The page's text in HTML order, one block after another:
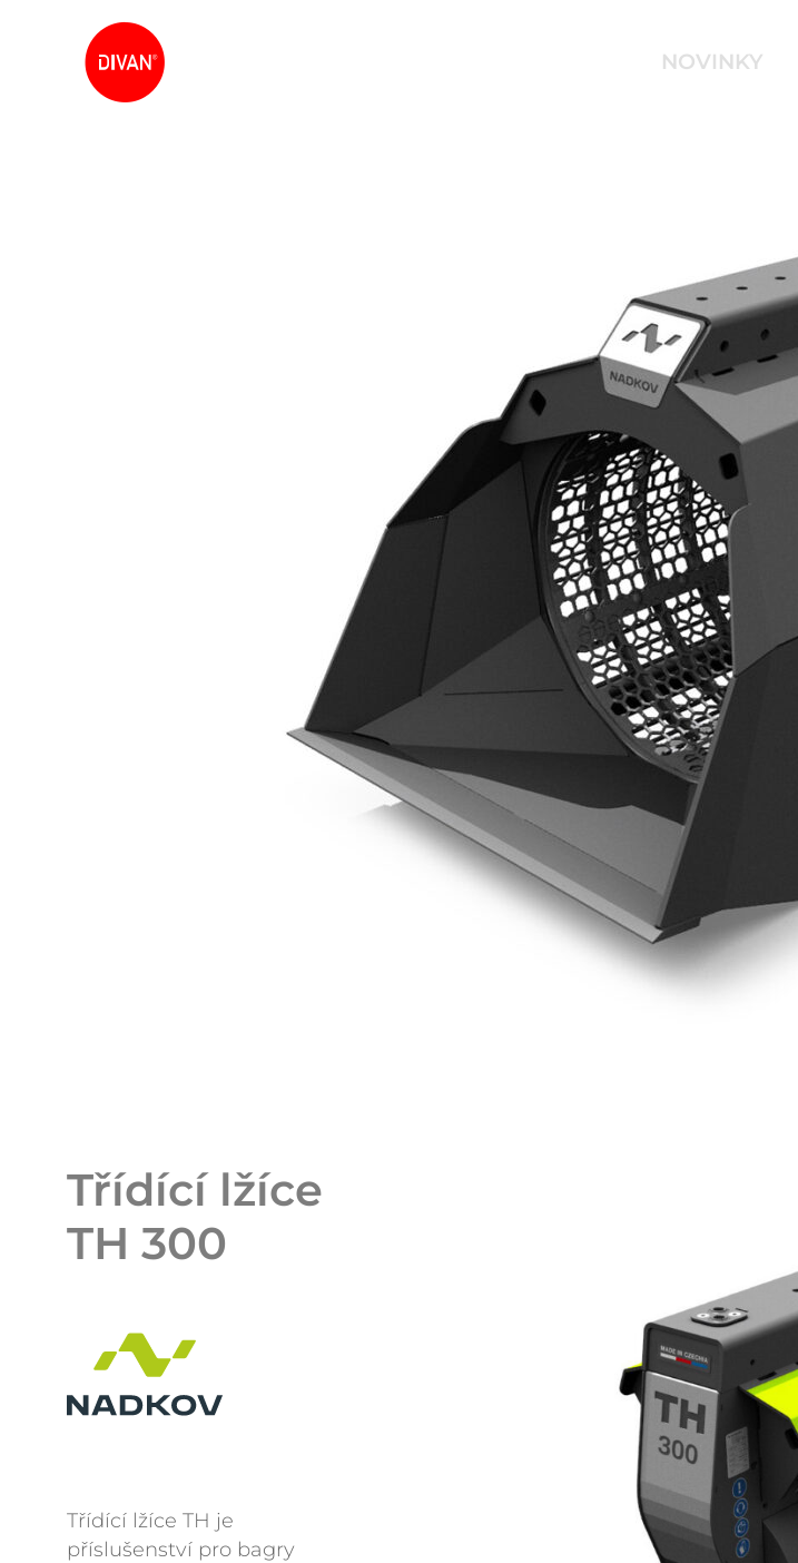
NOVINKY
Třídící lžíce
TH 300
Třídící lžíce TH je
příslušenství pro bagry